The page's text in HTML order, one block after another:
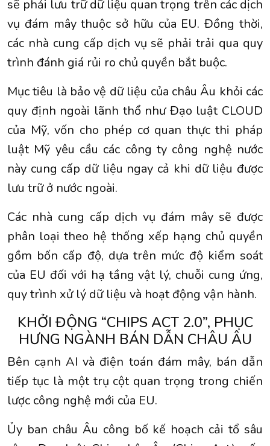
sẽ phải lưu trữ dữ liệu quan trọng trên các dịch
vụ đám mây thuộc sở hữu của EU. Đồng thời,
các nhà cung cấp dịch vụ sẽ phải trải qua quy
trình đánh giá rủi ro chủ quyền bắt buộc.
Mục tiêu là bảo vệ dữ liệu của châu Âu khỏi các
quy định ngoài lãnh thổ như Đạo luật CLOUD
của Mỹ, vốn cho phép cơ quan thực thi pháp
luật Mỹ yêu cầu các công ty công nghệ nước
này cung cấp dữ liệu ngay cả khi dữ liệu được
lưu trữ ở nước ngoài.
Các nhà cung cấp dịch vụ đám mây sẽ được
phân loại theo hệ thống xếp hạng chủ quyền
gồm bốn cấp độ, dựa trên mức độ kiểm soát
của EU đối với hạ tầng vật lý, chuỗi cung ứng,
quy trình xử lý dữ liệu và hoạt động vận hành.
KHỞI ĐỘNG “CHIPS ACT 2.0”, PHỤC
HƯNG NGÀNH BÁN DẪN CHÂU ÂU
Bên cạnh AI và điện toán đám mây, bán dẫn
tiếp tục là một trụ cột quan trọng trong chiến
lược công nghệ mới của EU.
Ủy ban châu Âu công bố kế hoạch cải tổ sâu